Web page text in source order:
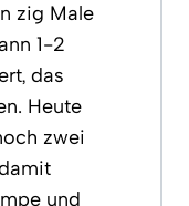
zig Male
1-2
das
Heute
zwei
und